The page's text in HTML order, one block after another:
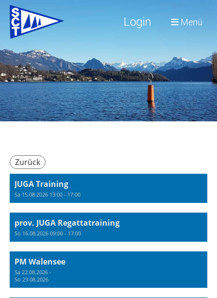
Login Menü
Zurück
JUGA Training
Sa 15.08.2026 13:00 - 17:00
prov. JUGA Regattatraining
So 16.08.2026 09:00 - 17:00
PM Walensee
Sa 22.08.2026 -
So 23.08.2026